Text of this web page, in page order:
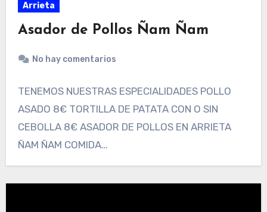
Arrieta
Asador de Pollos Ñam Ñam
No hay comentarios
TENEMOS NUESTRAS ESPECIALIDADES POLLO
ASADO 8€ TORTILLA DE PATATA CON O SIN
CEBOLLA 8€ ASADOR DE POLLOS EN ARRIETA
ÑAM ÑAM COMIDA…